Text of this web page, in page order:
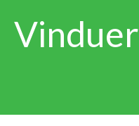
Vinduer